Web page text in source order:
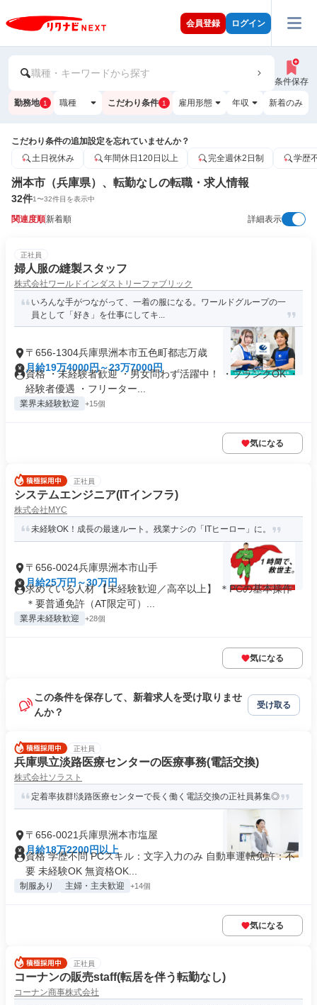
会員登録 ログイン
職種・キーワードから探す
条件保存
勤務地 1 職種 こだわり条件 1 雇用形態 年収 新着のみ
こだわり条件の追加設定を忘れていませんか？
土日祝休み
年間休日120日以上 完全週休2日制 学歴
洲本市（兵庫県）、転勤なしの転職・求人情報
32件1〜32件目を表示中
関連度順新着順 詳細表示
正社員
婦人服の縫製スタッフ
株式会社ワールドインダストリーファブリック
いろんな手がつながって、一着の服になる。ワールドグループの一
員として「好き」を仕事にしてキ...
〒656-1304兵庫県洲本市五色町都志万歳
月給19万4000円～23万7000円
資格 ・未経験者歓迎 ・男女問わず活躍中！ ・ブランクOK ・
経験者優遇 ・フリーター...
業界未経験歓迎 +15個
気になる
正社員
システムエンジニア(ITインフラ)
株式会社MYC
未経験OK！成長の最速ルート。残業ナシの「ITヒーロー」に。
〒656-0024兵庫県洲本市山手
月給25万円～30万円
求めている人材 【未経験歓迎／高卒以上】 ＊PCの基本操作
＊要普通免許（AT限定可）...
業界未経験歓迎 +28個
気になる
この条件を保存して、新着求人を受け取りませ
んか？
受け取る
正社員
兵庫県立淡路医療センターの医療事務(電話交換)
株式会社ソラスト
定着率抜群!淡路医療センターで長く働く電話交換の正社員募集◎
〒656-0021兵庫県洲本市塩屋
月給18万2200円以上
資格 学歴不問 PCスキル：文字入力のみ 自動車運転免許：不
要 未経験OK 無資格OK...
制服あり 主婦・主夫歓迎 +14個
気になる
正社員
コーナンの販売staff(転居を伴う転勤なし)
コーナン商事株式会社